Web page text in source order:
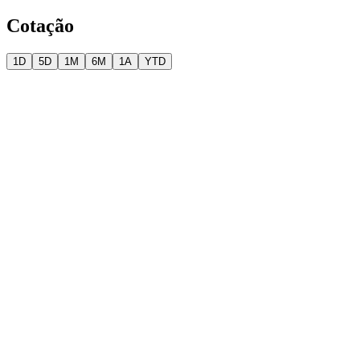
Cotação
1D 5D 1M 6M 1A YTD